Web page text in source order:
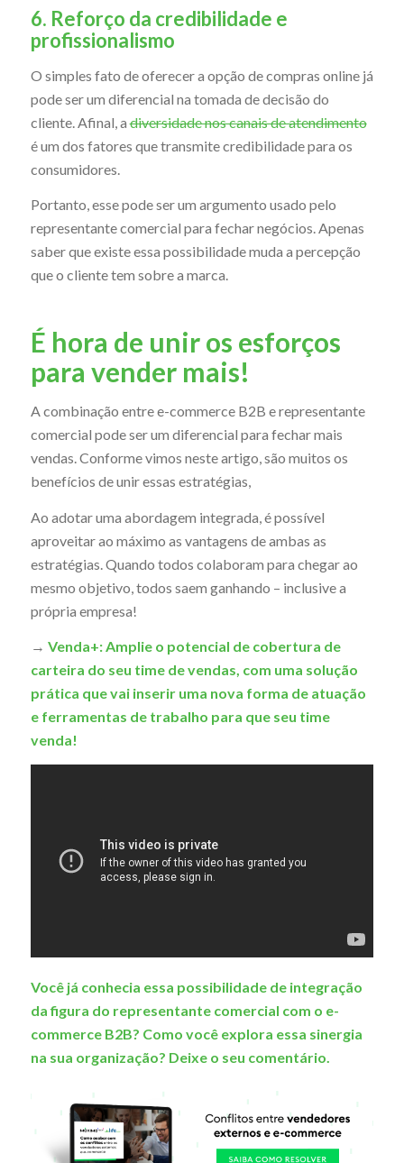
6. Reforço da credibilidade e
profissionalismo
O simples fato de oferecer a opção de compras online já
pode ser um diferencial na tomada de decisão do
cliente. Afinal, adiversidade nos canais de atendimento
é um dos fatores que transmite credibilidade para os
consumidores.
Portanto, esse pode ser um argumento usado pelo
representante comercial para fechar negócios. Apenas
saber que existe essa possibilidade muda a percepção
que o cliente tem sobre a marca.
É hora de unir os esforços
para vender mais!
A combinação entre e-commerce B2B e representante
comercial pode ser um diferencial para fechar mais
vendas. Conforme vimos neste artigo, são muitos os
benefícios de unir essas estratégias,
Ao adotar uma abordagem integrada, é possível
aproveitar ao máximo as vantagens de ambas as
estratégias. Quando todos colaboram para chegar ao
mesmo objetivo, todos saem ganhando – inclusive a
própria empresa!
→ Venda+: Amplie o potencial de cobertura de
carteira do seu time de vendas, com uma solução
prática que vai inserir uma nova forma de atuação
e ferramentas de trabalho para que seu time
venda!
Você já conhecia essa possibilidade de integração
da figura do representante comercial com o e-
commerce B2B? Como você explora essa sinergia
na sua organização? Deixe o seu comentário.